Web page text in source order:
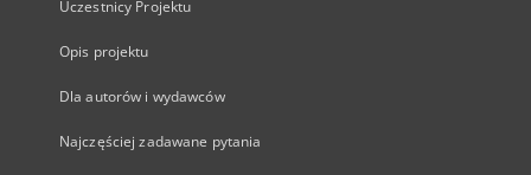
Uczestnicy Projektu
Opis projektu
Dla autorów i wydawców
Najczęściej zadawane pytania